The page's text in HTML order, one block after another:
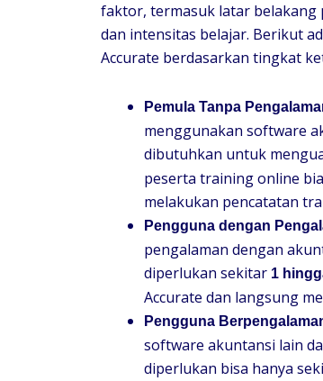
faktor, termasuk latar belakang
dan intensitas belajar. Berikut
Accurate berdasarkan tingkat
Pemula Tanpa
menggunakan software
dibutuhkan untuk
peserta training online
melakukan pencatatan
Pengguna dengan
pengalaman dengan
diperlukan sekitar 1
Accurate dan langsung
Pengguna
software akuntansi lain
diperlukan bisa hanya